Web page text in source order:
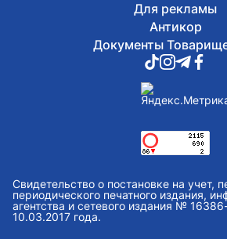
Для рекламы
Антикор
Документы
Свидетельство о постановке на учет,
периодического печатного издания,
агентства и сетевого издания №
10.03.2017 года.